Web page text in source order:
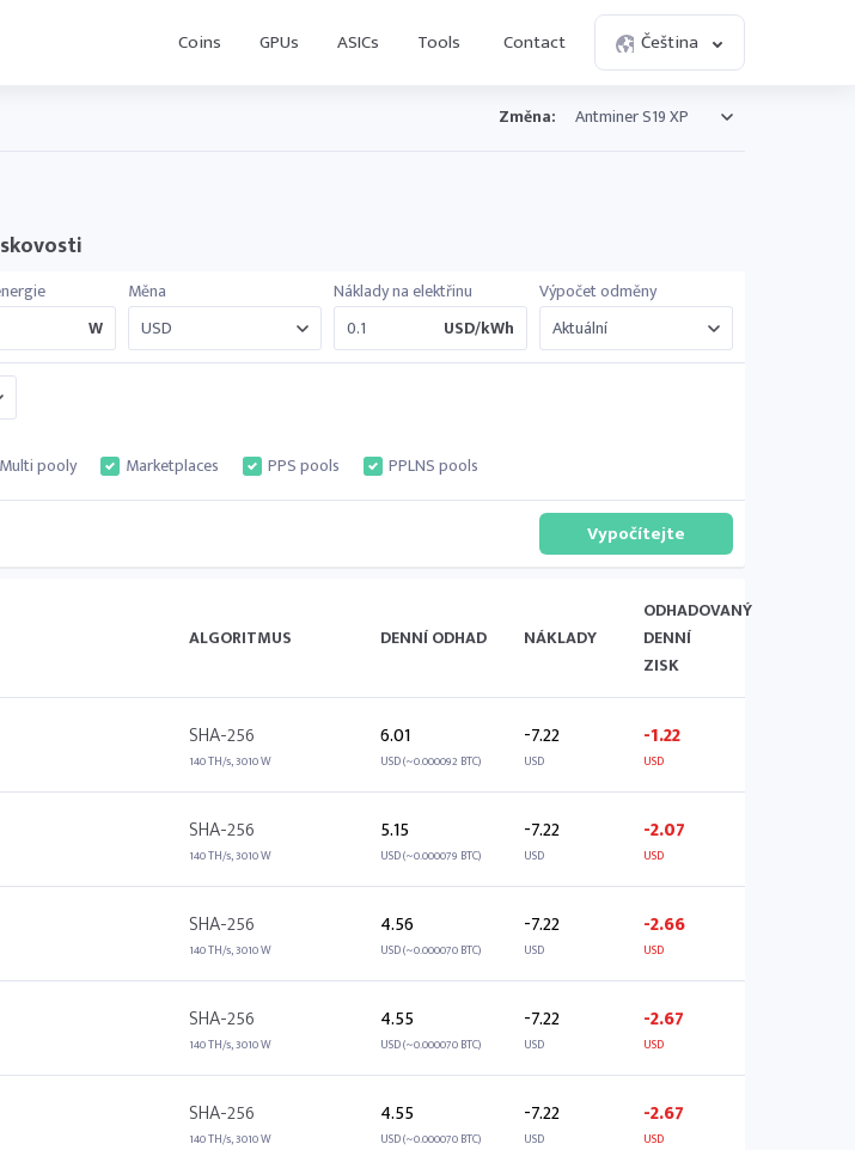
Coins GPUs ASICs Tools Contact Čeština
Změna:
W
Měna
Náklady na elektřinu
USD/kWh
Výpočet odměny
Multi pooly Marketplaces PPS pools PPLNS pools
ALGORITMUS DENNÍ ODHAD NÁKLADY
ODHADOVANÝ
DENNÍ
ZISK
SHA-256
140 TH/s, 3010 W
6.01
USD (~0.000092 BTC)
-7.22
USD
-1.22
USD
SHA-256
140 TH/s, 3010 W
5.15
USD (~0.000079 BTC)
-7.22
USD
-2.07
USD
SHA-256
140 TH/s, 3010 W
4.56
USD (~0.000070 BTC)
-7.22
USD
-2.66
USD
SHA-256
140 TH/s, 3010 W
4.55
USD (~0.000070 BTC)
-7.22
USD
-2.67
USD
SHA-256
140 TH/s, 3010 W
4.55
USD (~0.000070 BTC)
-7.22
USD
-2.67
USD